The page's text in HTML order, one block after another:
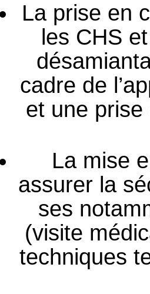
La prise en
les CHS
cadre de
et une
La mise
assurer la
ses
(visite
techniques